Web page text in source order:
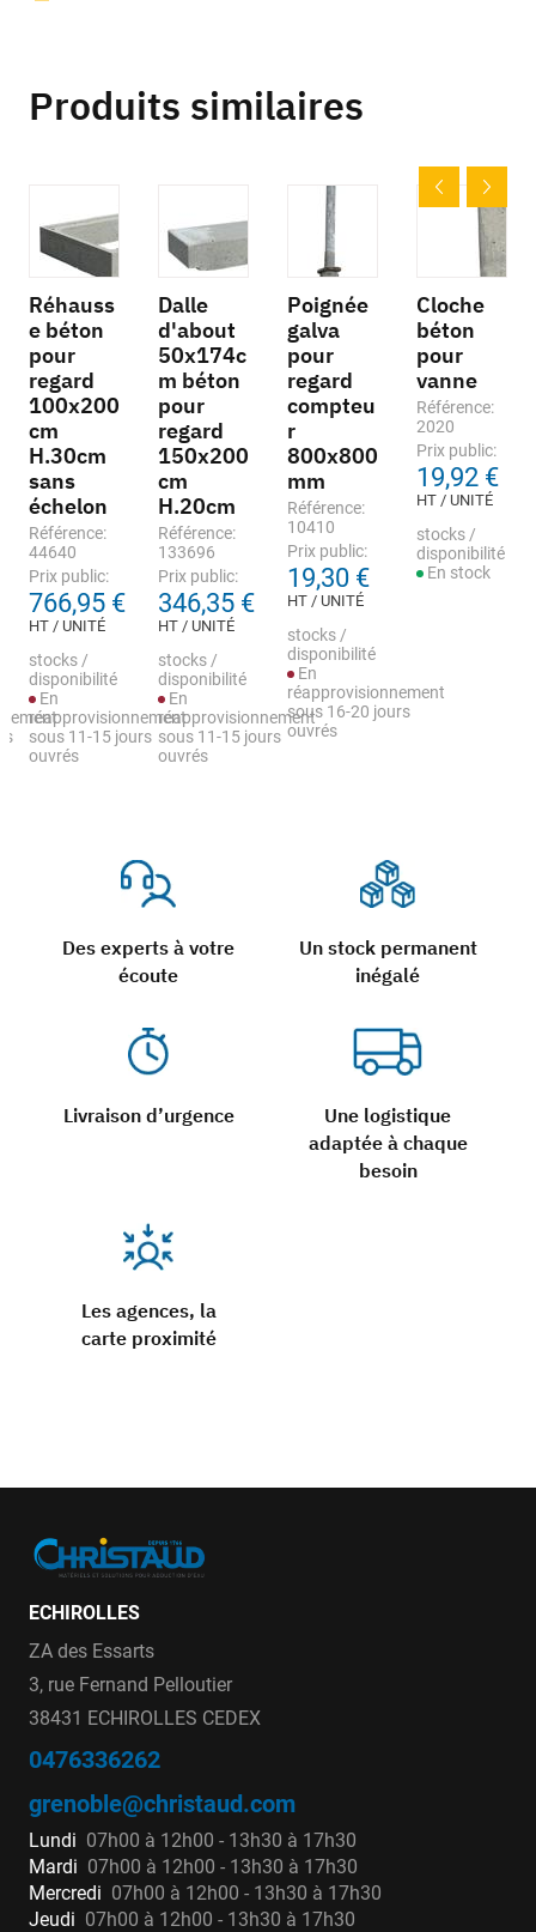
Des experts à votre
écoute
Un stock permanent
inégalé
Livraison d’urgence
Une logistique
adaptée à chaque
besoin
Les agences, la
carte proximité
Produits similaires
Réhauss
e béton
pour
regard
100x200
cm
H.30cm
sans
échelon
Référence:
44640
Prix public:
766,95 €
HT / UNITÉ
stocks /
disponibilité
En
réapprovisionnement
sous 11-15 jours
ouvrés
Dalle
d'about
50x174c
m béton
pour
regard
150x200
cm
H.20cm
Référence:
133696
Prix public:
346,35 €
HT / UNITÉ
stocks /
disponibilité
En
réapprovisionnement
sous 11-15 jours
ouvrés
Poignée
galva
pour
regard
compteu
r
800x800
mm
Référence:
10410
Prix public:
19,30 €
HT / UNITÉ
stocks /
disponibilité
En
réapprovisionnement
sous 16-20 jours
ouvrés
Cloche
béton
pour
vanne
Référence:
2020
Prix public:
19,92 €
HT / UNITÉ
stocks /
disponibilité
En stock
ECHIROLLES
ZA des Essarts
3, rue Fernand Pelloutier
38431 ECHIROLLES CEDEX
0476336262
grenoble@christaud.com
Lundi 07h00 à 12h00 - 13h30 à 17h30
Mardi 07h00 à 12h00 - 13h30 à 17h30
Mercredi 07h00 à 12h00 - 13h30 à 17h30
Jeudi 07h00 à 12h00 - 13h30 à 17h30